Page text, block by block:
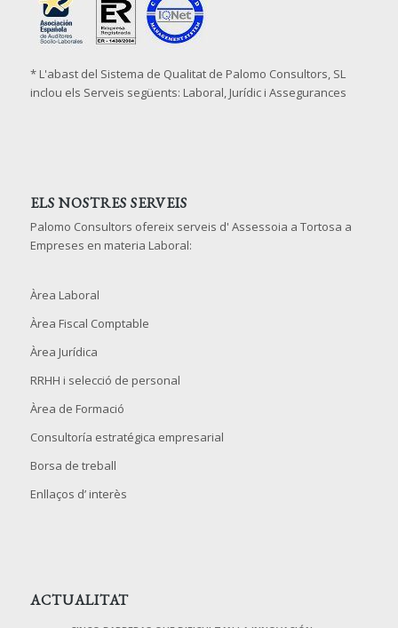
* L'abast del Sistema de Qualitat de Palomo Consultors, SL
inclou els Serveis següents: Laboral, Jurídic i Assegurances
ELS NOSTRES SERVEIS
Palomo Consultors ofereix serveis d' Assessoia a Tortosa a
Empreses en materia Laboral:
Àrea Laboral
Àrea Fiscal Comptable
Àrea Jurídica
RRHH i selecció de personal
Àrea de Formació
Consultoría estratégica empresarial
Borsa de treball
Enllaços d’ interès
ACTUALITAT